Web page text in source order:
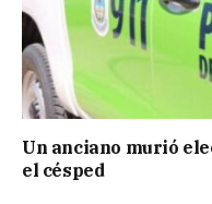
Un anciano murió
el césped